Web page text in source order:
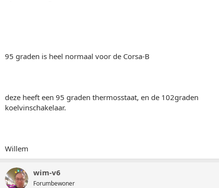
95 graden is heel normaal voor de Corsa-B
deze heeft een 95 graden thermosstaat, en de 102graden
koelvinschakelaar.
Willem
wim-v6
Forumbewoner